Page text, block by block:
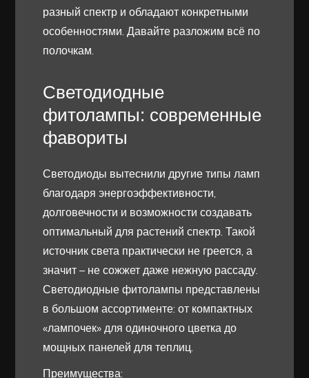
разный спектр и обладают конкретными
особенностями. Давайте разложим всё по
полочкам.
Светодиодные
фитолампы: современные
фавориты
Светодиоды вытеснили другие типы ламп
благодаря энергоэффективности,
долговечности и возможности создавать
оптимальный для растений спектр. Такой
источник света практически не греется, а
значит – не сожжет даже нежную рассаду.
Светодиодные фитолампы представлены
в большом ассортименте: от компактных
«лампочек» для одиночного цветка до
мощных панелей для теплиц.
Преимущества: